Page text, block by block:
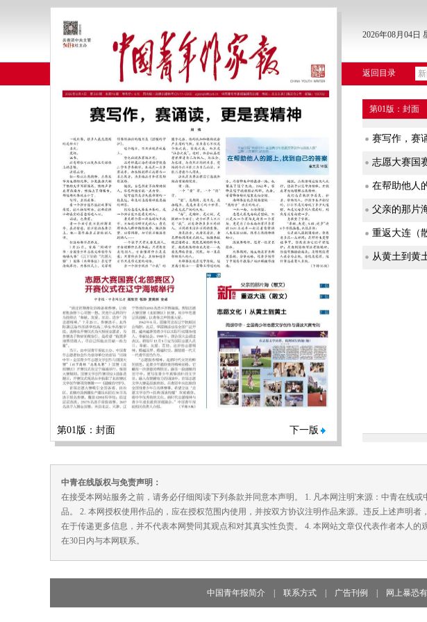
第01版：封面 下一版
2026年08月04日
返回目录
第01版：封面
赛写作，赛
志愿大赛国
在帮助他人
父亲的那片
重返大连（
从黄土到黄
中青在线版权与免责声明：
在接受本网站服务之前，请务必仔细阅读下列条款并同意本声明。 1. 凡本网注明'来源：中青在线
品。 2. 本网授权使用作品的，应在授权范围内使用，并按双方协议注明作品来源。违反上述声明
在于传递更多信息，并不代表本网赞同其观点和对其真实性负责。 4. 本网站文章仅代表作者本人
在30日内与本网联系。
中国青年报简介 联系方式 广告刊例 网上暴恐